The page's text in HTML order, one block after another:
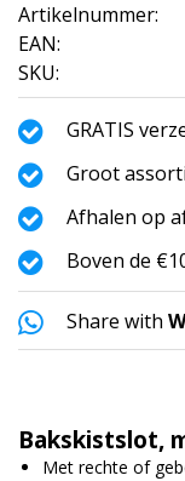
Artikelnummer:
EAN:
SKU:
GRATIS
Groot
Afhalen op
Boven de
Share with
Bakskistslot,
Met rechte of